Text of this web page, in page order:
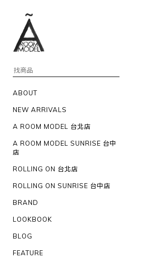
ABOUT
NEW ARRIVALS
A ROOM MODEL 台北店
A ROOM MODEL SUNRISE 台中
店
ROLLING ON 台北店
ROLLING ON SUNRISE 台中店
BRAND
LOOKBOOK
BLOG
FEATURE